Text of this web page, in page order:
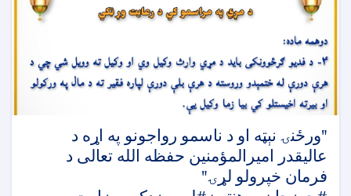
‏"ورځنۍ نېټه او د ناسمو رواجونو په اړه د
عالیقدر امیرالمؤمنین حفظه الله تعالی د
فرمان خپرولو لړۍ"